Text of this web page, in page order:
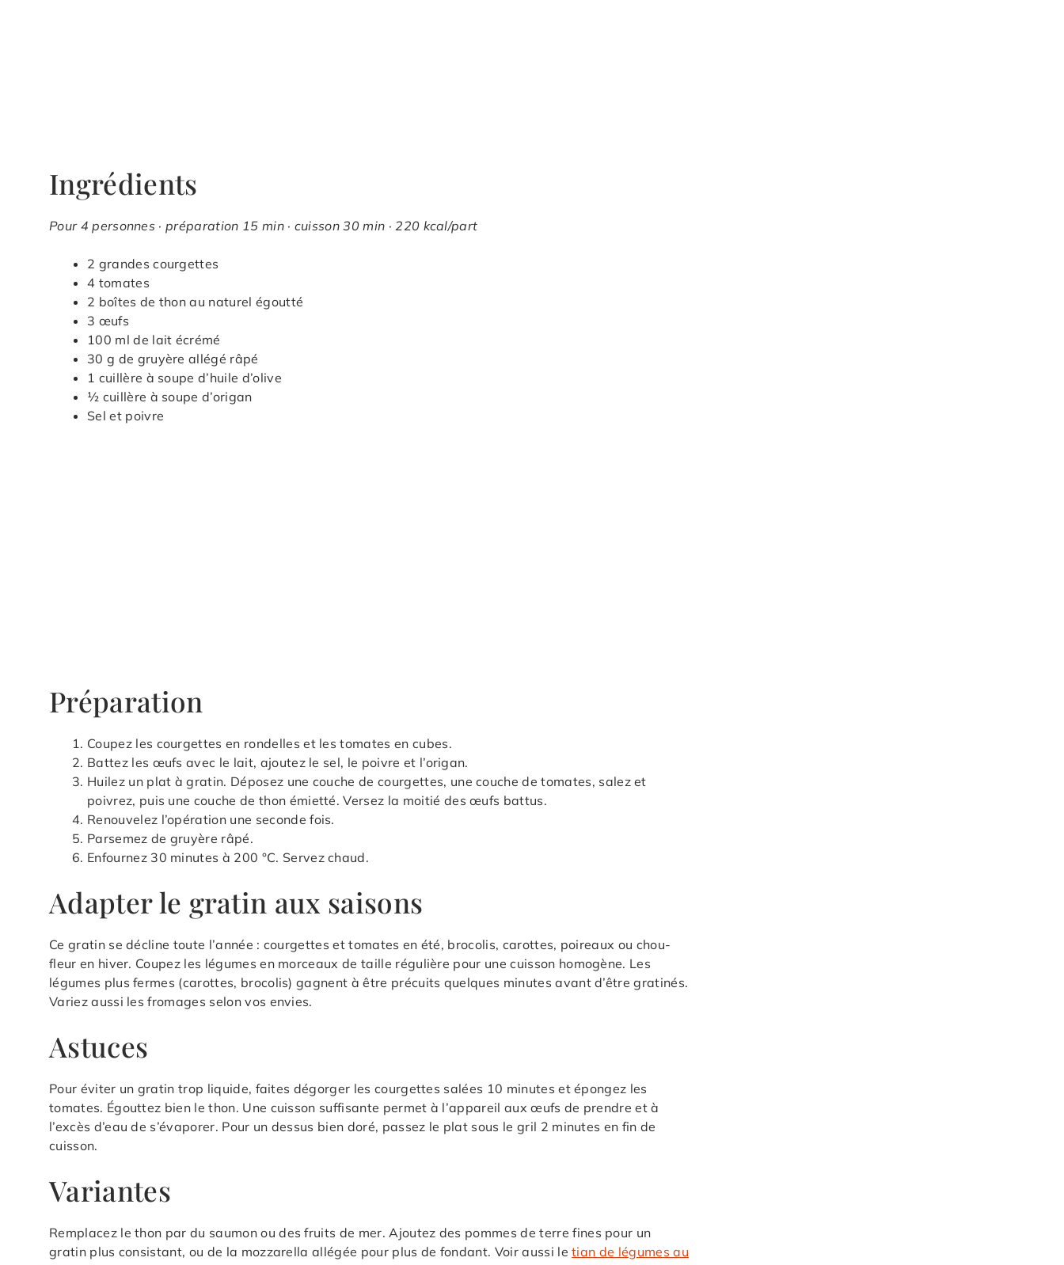
Ingrédients
Pour 4 personnes · préparation 15 min · cuisson 30 min · 220 kcal/part
2 grandes courgettes
4 tomates
2 boîtes de thon au naturel égoutté
3 œufs
100 ml de lait écrémé
30 g de gruyère allégé râpé
1 cuillère à soupe d’huile d’olive
½ cuillère à soupe d’origan
Sel et poivre
Préparation
Coupez les courgettes en rondelles et les tomates en cubes.
Battez les œufs avec le lait, ajoutez le sel, le poivre et l’origan.
Huilez un plat à gratin. Déposez une couche de courgettes, une couche de tomates, salez et
poivrez, puis une couche de thon émietté. Versez la moitié des œufs battus.
Renouvelez l’opération une seconde fois.
Parsemez de gruyère râpé.
Enfournez 30 minutes à 200 °C. Servez chaud.
Adapter le gratin aux saisons
Ce gratin se décline toute l’année : courgettes et tomates en été, brocolis, carottes, poireaux ou chou-
fleur en hiver. Coupez les légumes en morceaux de taille régulière pour une cuisson homogène. Les
légumes plus fermes (carottes, brocolis) gagnent à être précuits quelques minutes avant d’être gratinés.
Variez aussi les fromages selon vos envies.
Astuces
Pour éviter un gratin trop liquide, faites dégorger les courgettes salées 10 minutes et épongez les
tomates. Égouttez bien le thon. Une cuisson suffisante permet à l’appareil aux œufs de prendre et à
l’excès d’eau de s’évaporer. Pour un dessus bien doré, passez le plat sous le gril 2 minutes en fin de
cuisson.
Variantes
Remplacez le thon par du saumon ou des fruits de mer. Ajoutez des pommes de terre fines pour un
gratin plus consistant, ou de la mozzarella allégée pour plus de fondant. Voir aussi letian de légumes au